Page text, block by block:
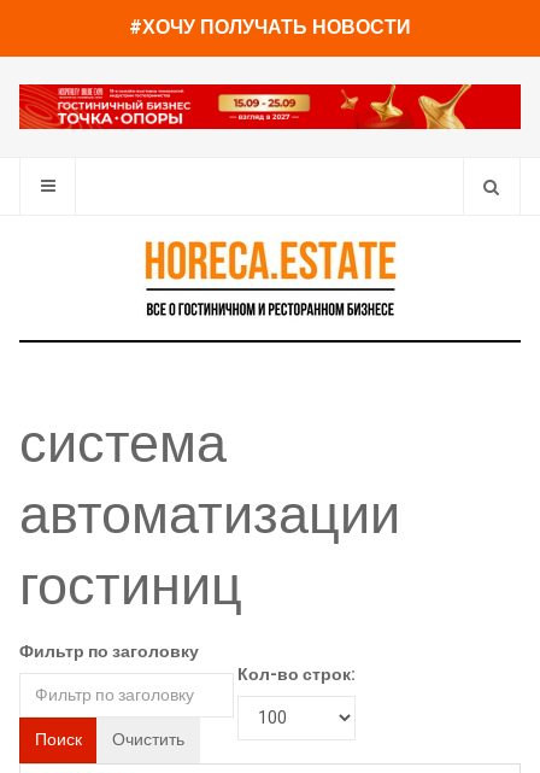
#ХОЧУ ПОЛУЧАТЬ НОВОСТИ
система
автоматизации
гостиниц
Фильтр по заголовку
Поиск Очистить
Кол-во строк: